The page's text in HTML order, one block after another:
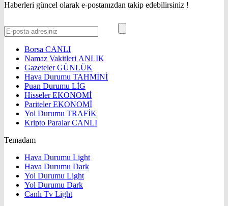
Haberleri güncel olarak e-postanızdan takip edebilirsiniz !
Borsa CANLI
Namaz Vakitleri ANLIK
GazetelerGÜNLÜK
Hava Durumu TAHMİNİ
Puan Durumu LİG
HisselerEKONOMİ
ParitelerEKONOMİ
Yol Durumu TRAFİK
Kripto ParalarCANLI
Temadam
Hava Durumu Light
Hava Durumu Dark
Yol Durumu Light
Yol Durumu Dark
Canlı Tv Light